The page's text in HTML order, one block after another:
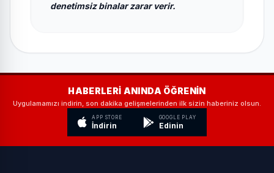
denetimsiz binalar zarar verir.
HABERLERI ANINDA ÖĞRENIN
Uygulamamızı indirin, son dakika gelişmelerinden ilk sizin haberiniz olsun.
APP STORE
İndirin
GOOGLE PLAY
Edinin